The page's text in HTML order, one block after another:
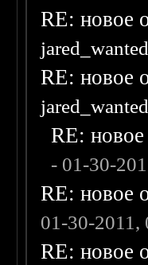
RE: новое
jared_wanted
RE: новое
jared_wanted
RE:
- 01-30-
RE: новое
01-30-2011,
RE: новое